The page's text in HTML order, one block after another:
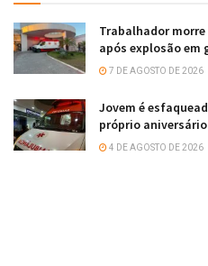
Trabalhador
após explosão em
7 DE AGOSTO DE 2026
Jovem é
próprio aniversário
4 DE AGOSTO DE 2026